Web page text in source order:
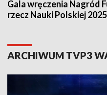
Gala wręczenia Nagród
rzecz Nauki Polskiej 2025
ARCHIWUM TVP3